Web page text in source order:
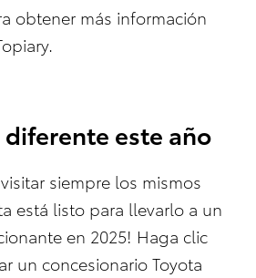
obtener más información
este año
siempre los mismos
está listo para llevarlo a un
en 2025! Haga clic
un concesionario Toyota